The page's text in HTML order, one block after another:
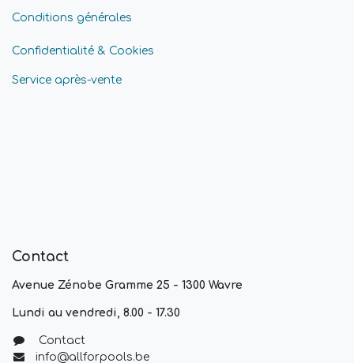
Conditions générales
Confidentialité & Cookies
Service après-vente
Contact
Avenue Zénobe Gramme 25 - 1300 Wavre
Lundi au vendredi, 8.00 - 17.30
Contact
info@allforpools.be